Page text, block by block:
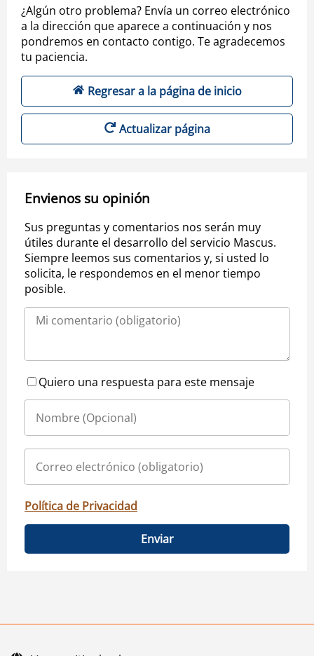
¿Algún otro problema? Envía un correo electrónico
a la dirección que aparece a continuación y nos
pondremos en contacto contigo. Te agradecemos
tu paciencia.
Regresar a la página de inicio
Actualizar página
Envienos su opinión
Sus preguntas y comentarios nos serán muy
útiles durante el desarrollo del servicio Mascus.
Siempre leemos sus comentarios y, si usted lo
solicita, le respondemos en el menor tiempo
posible.
Quiero una respuesta para este mensaje
Política de Privacidad
Enviar